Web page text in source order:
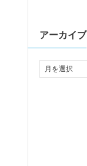
アーカイブ